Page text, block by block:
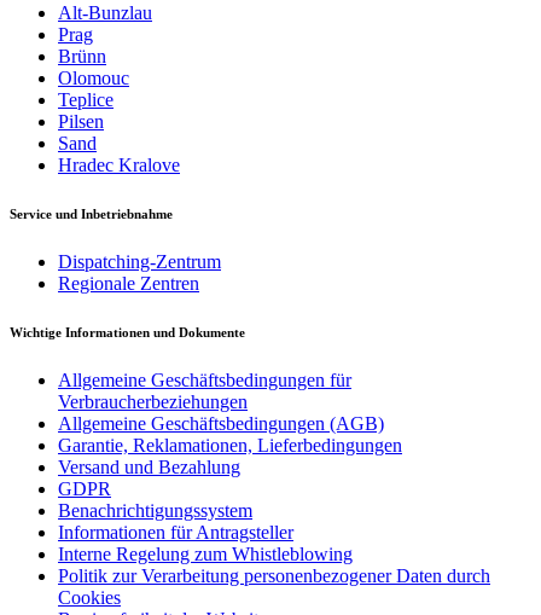
Alt-Bunzlau
Prag
Brünn
Olomouc
Teplice
Pilsen
Sand
Hradec Kralove
Service und Inbetriebnahme
Dispatching-Zentrum
Regionale Zentren
Wichtige Informationen und Dokumente
Allgemeine Geschäftsbedingungen für
Verbraucherbeziehungen
Allgemeine Geschäftsbedingungen (AGB)
Garantie, Reklamationen, Lieferbedingungen
Versand und Bezahlung
GDPR
Benachrichtigungssystem
Informationen für Antragsteller
Interne Regelung zum Whistleblowing
Politik zur Verarbeitung personenbezogener Daten durch
Cookies